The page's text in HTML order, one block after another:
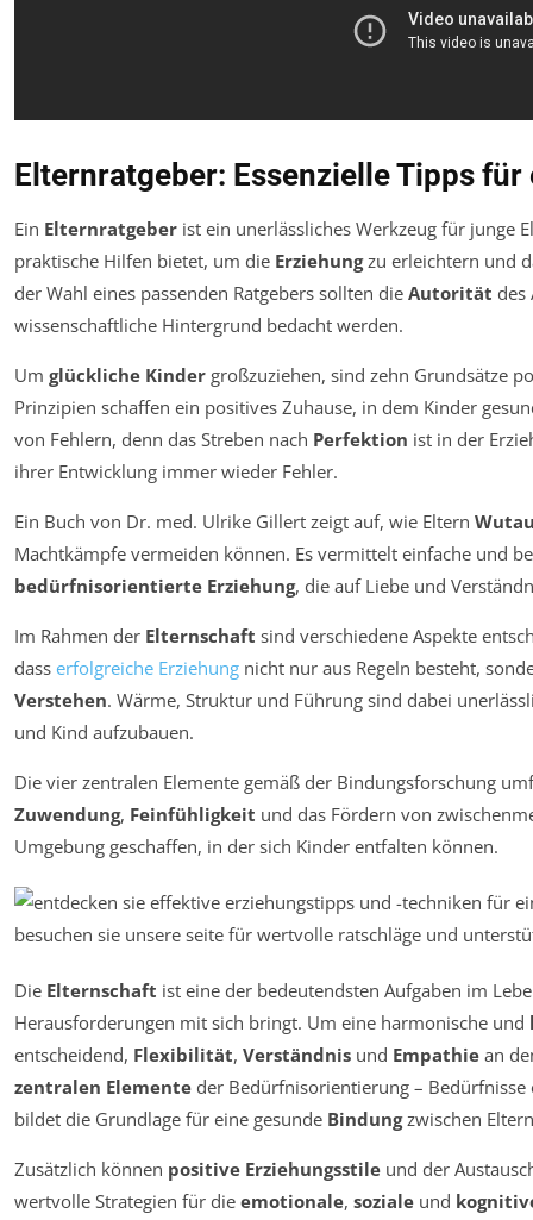
Elternratgeber: Essenzielle Tipps
Ein Elternratgeber ist ein unerlässliches Werkzeug für junge
praktische Hilfen bietet, um die Erziehungzu erleichtern und
der Wahl eines passenden Ratgebers sollten die Autorität
wissenschaftliche Hintergrund bedacht werden.
Um glückliche Kinder großzuziehen, sind zehn Grundsätze
Prinzipien schaffen ein positives Zuhause, in dem Kinder
von Fehlern, denn das Streben nach Perfektion ist in der
ihrer Entwicklung immer wieder Fehler.
Ein Buch von Dr. med. Ulrike Gillert zeigt auf, wie Eltern
Machtkämpfe vermeiden können. Es vermittelt einfache und
bedürfnisorientierte Erziehung, die auf Liebe und
Im Rahmen der Elternschaft sind verschiedene Aspekte
dass erfolgreiche Erziehung nicht nur aus Regeln besteht,
Verstehen. Wärme, Struktur und Führung sind dabei
und Kind aufzubauen.
Die vier zentralen Elemente gemäß der Bindungsforschung
Zuwendung, Feinfühligkeit und das Fördern von
Umgebung geschaffen, in der sich Kinder entfalten können.
Die Elternschaft ist eine der bedeutendsten Aufgaben im
Herausforderungen mit sich bringt. Um eine harmonische und
entscheidend, Flexibilität, Verständnis und Empathie an
zentralen Elemente der Bedürfnisorientierung –
bildet die Grundlage für eine gesunde Bindungzwischen
Zusätzlich können positive Erziehungsstile und der
wertvolle Strategien für die emotionale, soziale und